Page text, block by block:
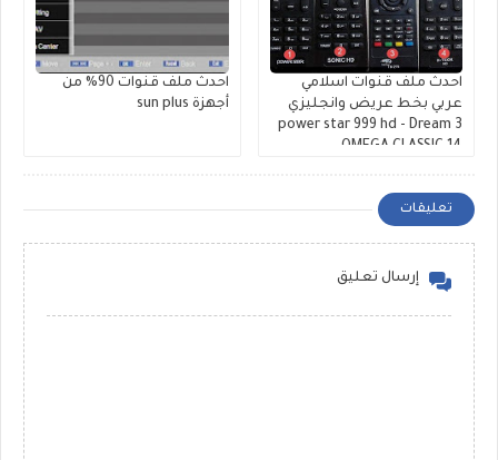
احدث ملف قنوات اسلامي
عربي بخط عريض وانجليزي
power star 999 hd - Dream 3
- OMEGA CLASSIC 14
احدث ملف قنوات 90% من
أجهزة sun plus
تعليقات
إرسال تعليق